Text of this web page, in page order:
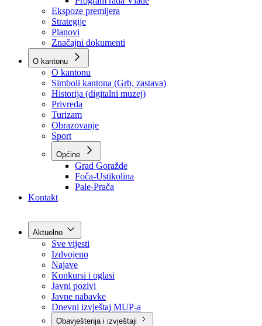
Vlada
Poslovnik
Program rada Vlade
Ekspoze premijera
Strategije
Planovi
Značajni dokumenti
O kantonu
O kantonu
Simboli kantona (Grb, zastava)
Historija (digitalni muzej)
Privreda
Turizam
Obrazovanje
Sport
Općine
Kontakt
Aktuelno
Sve vijesti
Izdvojeno
Najave
Konkursi i oglasi
Javni pozivi